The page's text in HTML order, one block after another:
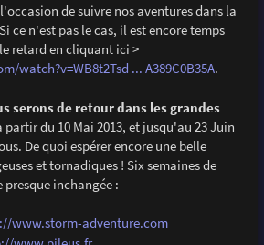
de suivre nos aventures dans la
ce n'est pas le cas, il est encore temps
retard en cliquant ici >
watch?v=WB8t2Tsd ... A389C0B35A.
serons de retour dans les grandes
partir du 10 Mai 2013, et jusqu'au 23 Juin
De quoi espérer encore une belle
et tornadiques ! Six semaines de
presque inchangée :
www.storm-adventure.com